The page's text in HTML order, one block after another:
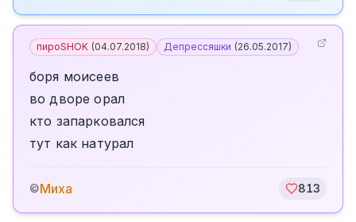
пироSHOK (04.07.2018) Депрессяшки (26.05.2017)
боря моисеев
во дворе орал
кто запарковался
тут как натурал
©Миха 813